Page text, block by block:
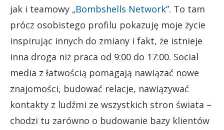
jak i teamowy „Bombshells Network”. To tam
prócz osobistego profilu pokazuję moje życie
inspirując innych do zmiany i fakt, że istnieje
inna droga niż praca od 9:00 do 17:00. Social
media z łatwością pomagają nawiązać nowe
znajomości, budować relacje, nawiązywać
kontakty z ludźmi ze wszystkich stron świata –
chodzi tu zarówno o budowanie bazy klientów